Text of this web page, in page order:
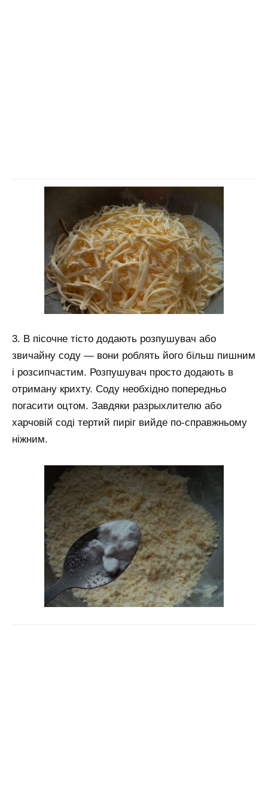
3. В пісочне тісто додають розпушувач або
звичайну соду — вони роблять його більш пишним
і розсипчастим. Розпушувач просто додають в
отриману крихту. Соду необхідно попередньо
погасити оцтом. Завдяки разрыхлителю або
харчовій соді тертий пиріг вийде по-справжньому
ніжним.